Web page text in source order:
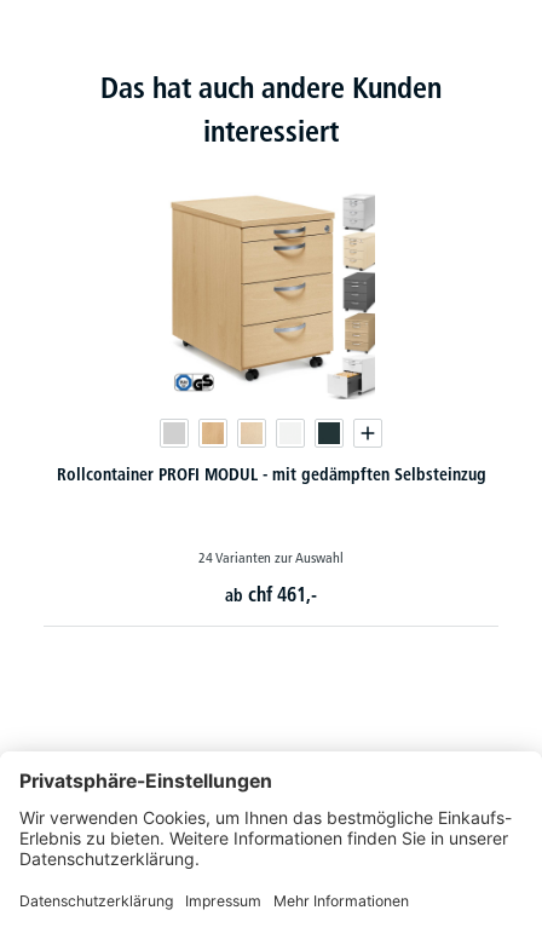
Das hat auch andere Kunden
interessiert
Rollcontainer PROFI MODUL - mit gedämpften Selbsteinzug
24 Varianten zur Auswahl
ab chf 461,-
Montags bis Freitags von 08:30 - 17:00 Uhr
+41 44 240 / 11 55
+41 44 240 / 11 57
info@office-trade.ch